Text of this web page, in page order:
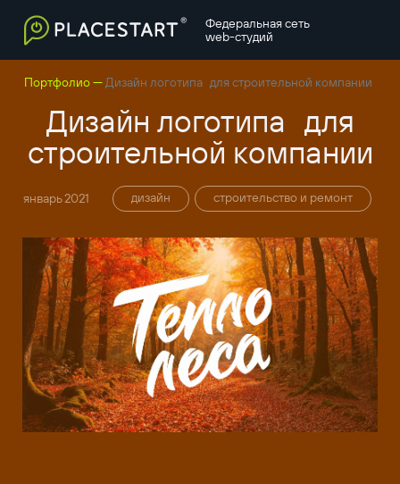
Федеральная сеть
web-студий
Портфолио—Дизайн логотипа для строительной компании
Дизайн логотипа для
строительной компании
январь 2021 дизайн строительство и ремонт